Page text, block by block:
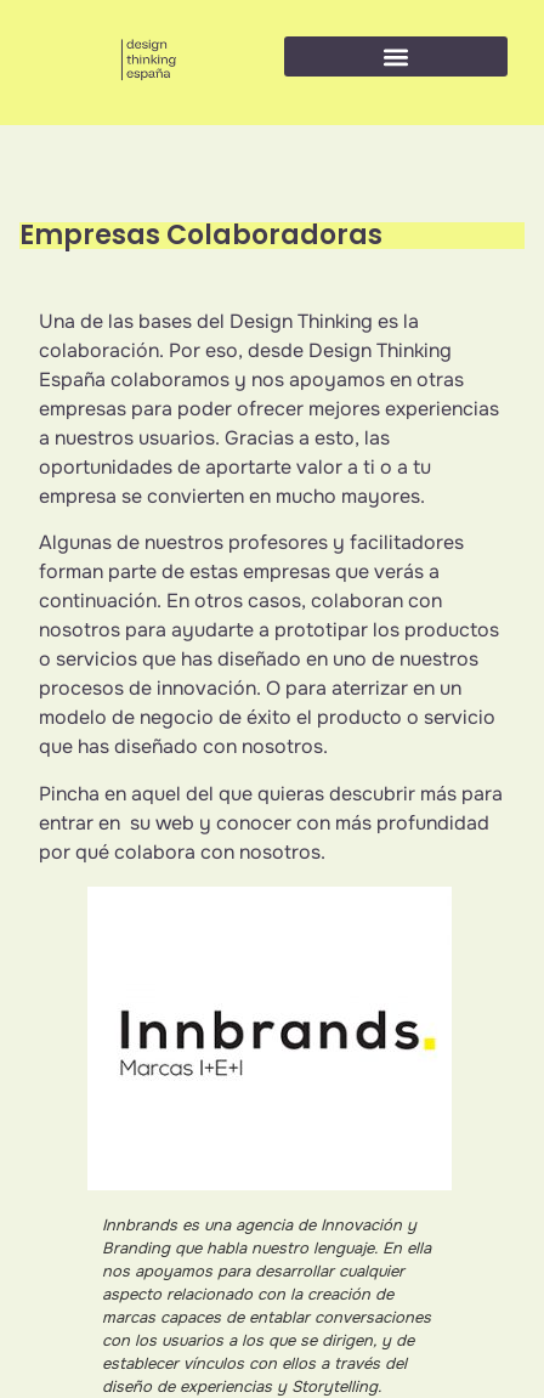
Empresas Colaboradoras
Una de las bases del Design Thinking es la
colaboración. Por eso, desde Design Thinking
España colaboramos y nos apoyamos en otras
empresas para poder ofrecer mejores experiencias
a nuestros usuarios. Gracias a esto, las
oportunidades de aportarte valor a ti o a tu
empresa se convierten en mucho mayores.
Algunas de nuestros profesores y facilitadores
forman parte de estas empresas que verás a
continuación. En otros casos, colaboran con
nosotros para ayudarte a prototipar los productos
o servicios que has diseñado en uno de nuestros
procesos de innovación. O para aterrizar en un
modelo de negocio de éxito el producto o servicio
que has diseñado con nosotros.
Pincha en aquel del que quieras descubrir más para
entrar en su web y conocer con más profundidad
por qué colabora con nosotros.
Innbrands es una agencia de Innovación y
Branding que habla nuestro lenguaje. En ella
nos apoyamos para desarrollar cualquier
aspecto relacionado con la creación de
marcas capaces de entablar conversaciones
con los usuarios a los que se dirigen, y de
establecer vínculos con ellos a través del
diseño de experiencias y Storytelling.